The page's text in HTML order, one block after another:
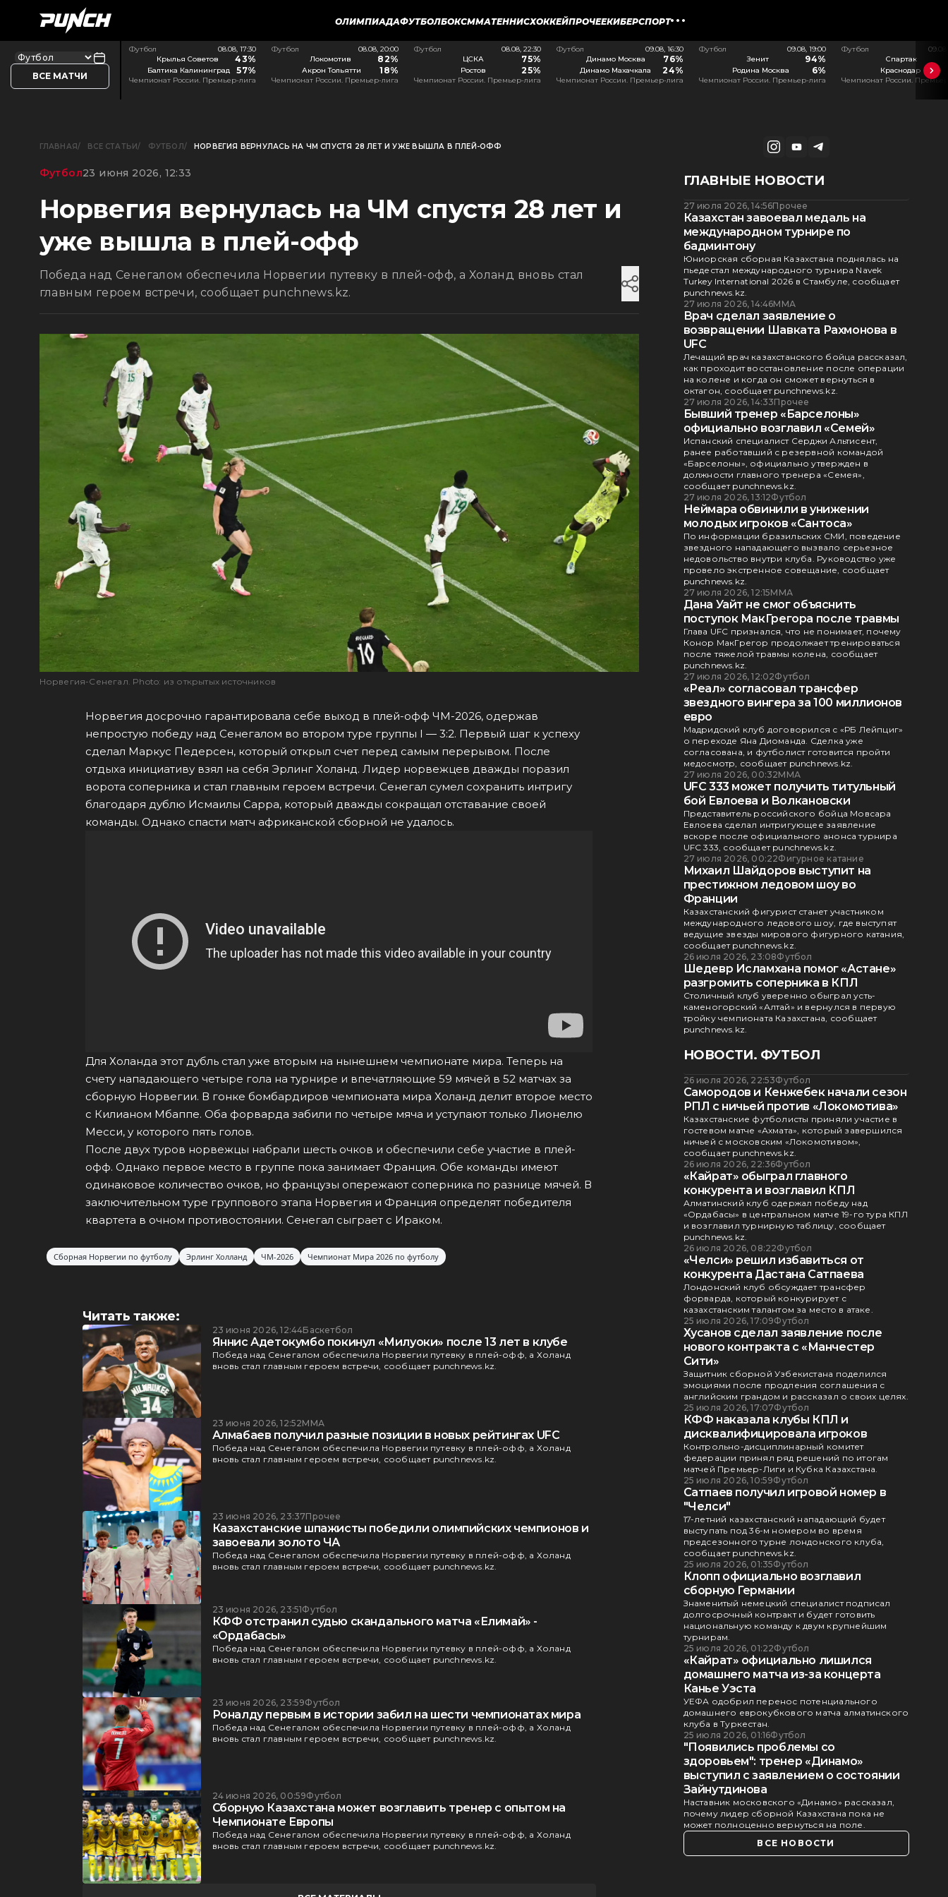
ОЛИМПИАДАФУТБОЛБОКСММАТЕННИСХОККЕЙПРОЧЕЕКИБЕРСПОРТ
ВСЕ МАТЧИ
Футбол
08.08, 17:30
Крылья Советов
43%
Балтика Калининград 57%
Чемпионат России. Премьер-лига
Футбол
08.08, 20:00
Локомотив
82%
Акрон Тольятти 18%
Чемпионат России. Премьер-лига
Футбол
08.08, 22:30
ЦСКА
75%
Ростов 25%
Чемпионат России. Премьер-лига
Футбол
09.08, 16:30
Динамо Москва
76%
Динамо Махачкала 24%
Чемпионат России. Премьер-лига
Футбол
09.08, 19:00
Зенит
94%
Родина Москва 6%
Чемпионат России. Премьер-лига
Футбол
Спартак
Краснодар
Чемпионат России.
ГЛАВНАЯ ВСЕ СТАТЬИ ФУТБОЛ НОРВЕГИЯ ВЕРНУЛАСЬ НА ЧМ СПУСТЯ 28 ЛЕТ И УЖЕ ВЫШЛА В ПЛЕЙ-ОФФ
Футбол23 июня 2026, 12:33
Норвегия вернулась на ЧМ спустя 28 лет и
уже вышла в плей-офф
Победа над Сенегалом обеспечила Норвегии путевку в плей-офф, а Холанд вновь стал
главным героем встречи, сообщает punchnews.kz.
Норвегия-Сенегал. Photo: из открытых источников
Норвегия досрочно гарантировала себе выход в плей-офф ЧМ-2026, одержав
непростую победу над Сенегалом во втором туре группы I — 3:2. Первый шаг к успеху
сделал Маркус Педерсен, который открыл счет перед самым перерывом. После
отдыха инициативу взял на себя Эрлинг Холанд. Лидер норвежцев дважды поразил
ворота соперника и стал главным героем встречи. Сенегал сумел сохранить интригу
благодаря дублю Исмаилы Сарра, который дважды сокращал отставание своей
команды. Однако спасти матч африканской сборной не удалось.
Для Холанда этот дубль стал уже вторым на нынешнем чемпионате мира. Теперь на
счету нападающего четыре гола на турнире и впечатляющие 59 мячей в 52 матчах за
сборную Норвегии. В гонке бомбардиров чемпионата мира Холанд делит второе место
с Килианом Мбаппе. Оба форварда забили по четыре мяча и уступают только Лионелю
Месси, у которого пять голов.
После двух туров норвежцы набрали шесть очков и обеспечили себе участие в плей-
офф. Однако первое место в группе пока занимает Франция. Обе команды имеют
одинаковое количество очков, но французы опережают соперника по разнице мячей. В
заключительном туре группового этапа Норвегия и Франция определят победителя
квартета в очном противостоянии. Сенегал сыграет с Ираком.
Сборная Норвегии по футболу Эрлинг Холланд ЧМ-2026 Чемпионат Мира 2026 по футболу
Читать также:
23 июня 2026, 12:44Баскетбол
Яннис Адетокумбо покинул «Милуоки» после 13 лет в клубе
Победа над Сенегалом обеспечила Норвегии путевку в плей-офф, а Холанд
вновь стал главным героем встречи, сообщает punchnews.kz.
23 июня 2026, 12:52ММА
Алмабаев получил разные позиции в новых рейтингах UFC
Победа над Сенегалом обеспечила Норвегии путевку в плей-офф, а Холанд
вновь стал главным героем встречи, сообщает punchnews.kz.
23 июня 2026, 23:37Прочее
Казахстанские шпажисты победили олимпийских чемпионов и
завоевали золото ЧА
Победа над Сенегалом обеспечила Норвегии путевку в плей-офф, а Холанд
вновь стал главным героем встречи, сообщает punchnews.kz.
23 июня 2026, 23:51Футбол
КФФ отстранил судью скандального матча «Елимай» -
«Ордабасы»
Победа над Сенегалом обеспечила Норвегии путевку в плей-офф, а Холанд
вновь стал главным героем встречи, сообщает punchnews.kz.
23 июня 2026, 23:59Футбол
Роналду первым в истории забил на шести чемпионатах мира
Победа над Сенегалом обеспечила Норвегии путевку в плей-офф, а Холанд
вновь стал главным героем встречи, сообщает punchnews.kz.
24 июня 2026, 00:59Футбол
Сборную Казахстана может возглавить тренер с опытом на
Чемпионате Европы
Победа над Сенегалом обеспечила Норвегии путевку в плей-офф, а Холанд
вновь стал главным героем встречи, сообщает punchnews.kz.
ГЛАВНЫЕ НОВОСТИ
27 июля 2026, 14:56Прочее
Казахстан завоевал медаль на
международном турнире по
бадминтону
Юниорская сборная Казахстана поднялась на
пьедестал международного турнира Navek
Turkey International 2026 в Стамбуле, сообщает
punchnews.kz.
27 июля 2026, 14:46ММА
Врач сделал заявление о
возвращении Шавката Рахмонова в
UFC
Лечащий врач казахстанского бойца рассказал,
как проходит восстановление после операции
на колене и когда он сможет вернуться в
октагон, сообщает punchnews.kz.
27 июля 2026, 14:33Прочее
Бывший тренер «Барселоны»
официально возглавил «Семей»
Испанский специалист Серджи Альтисент,
ранее работавший с резервной командой
«Барселоны», официально утвержден в
должности главного тренера «Семея»,
сообщает punchnews.kz.
27 июля 2026, 13:12Футбол
Неймара обвинили в унижении
молодых игроков «Сантоса»
По информации бразильских СМИ, поведение
звездного нападающего вызвало серьезное
недовольство внутри клуба. Руководство уже
провело экстренное совещание, сообщает
punchnews.kz.
27 июля 2026, 12:15ММА
Дана Уайт не смог объяснить
поступок МакГрегора после травмы
Глава UFC признался, что не понимает, почему
Конор МакГрегор продолжает тренироваться
после тяжелой травмы колена, сообщает
punchnews.kz.
27 июля 2026, 12:02Футбол
«Реал» согласовал трансфер
звездного вингера за 100 миллионов
евро
Мадридский клуб договорился с «РБ Лейпциг»
о переходе Яна Диоманда. Сделка уже
согласована, и футболист готовится пройти
медосмотр, сообщает punchnews.kz.
27 июля 2026, 00:32ММА
UFC 333 может получить титульный
бой Евлоева и Волкановски
Представитель российского бойца Мовсара
Евлоева сделал интригующее заявление
вскоре после официального анонса турнира
UFC 333, сообщает punchnews.kz.
27 июля 2026, 00:22Фигурное катание
Михаил Шайдоров выступит на
престижном ледовом шоу во
Франции
Казахстанский фигурист станет участником
международного ледового шоу, где выступят
ведущие звезды мирового фигурного катания,
сообщает punchnews.kz.
26 июля 2026, 23:08Футбол
Шедевр Исламхана помог «Астане»
разгромить соперника в КПЛ
Столичный клуб уверенно обыграл усть-
каменогорский «Алтай» и вернулся в первую
тройку чемпионата Казахстана, сообщает
punchnews.kz.
НОВОСТИ. ФУТБОЛ
26 июля 2026, 22:53Футбол
Самородов и Кенжебек начали сезон
РПЛ с ничьей против «Локомотива»
Казахстанские футболисты приняли участие в
гостевом матче «Ахмата», который завершился
ничьей с московским «Локомотивом»,
сообщает punchnews.kz.
26 июля 2026, 22:36Футбол
«Кайрат» обыграл главного
конкурента и возглавил КПЛ
Алматинский клуб одержал победу над
«Ордабасы» в центральном матче 19-го тура КПЛ
и возглавил турнирную таблицу, сообщает
punchnews.kz.
26 июля 2026, 08:22Футбол
«Челси» решил избавиться от
конкурента Дастана Сатпаева
Лондонский клуб обсуждает трансфер
форварда, который конкурирует с
казахстанским талантом за место в атаке.
25 июля 2026, 17:09Футбол
Хусанов сделал заявление после
нового контракта с «Манчестер
Сити»
Защитник сборной Узбекистана поделился
эмоциями после продления соглашения с
английским грандом и рассказал о своих целях.
25 июля 2026, 17:07Футбол
КФФ наказала клубы КПЛ и
дисквалифицировала игроков
Контрольно-дисциплинарный комитет
федерации принял ряд решений по итогам
матчей Премьер-Лиги и Кубка Казахстана.
25 июля 2026, 10:59Футбол
Сатпаев получил игровой номер в
"Челси"
17-летний казахстанский нападающий будет
выступать под 36-м номером во время
предсезонного турне лондонского клуба,
сообщает punchnews.kz.
25 июля 2026, 01:35Футбол
Клопп официально возглавил
сборную Германии
Знаменитый немецкий специалист подписал
долгосрочный контракт и будет готовить
национальную команду к двум крупнейшим
турнирам.
25 июля 2026, 01:22Футбол
«Кайрат» официально лишился
домашнего матча из-за концерта
Канье Уэста
УЕФА одобрил перенос потенциального
домашнего еврокубкового матча алматинского
клуба в Туркестан.
25 июля 2026, 01:16Футбол
"Появились проблемы со
здоровьем": тренер «Динамо»
выступил с заявлением о состоянии
Зайнутдинова
Наставник московского «Динамо» рассказал,
почему лидер сборной Казахстана пока не
может полноценно вернуться на поле.
ВСЕ НОВОСТИ